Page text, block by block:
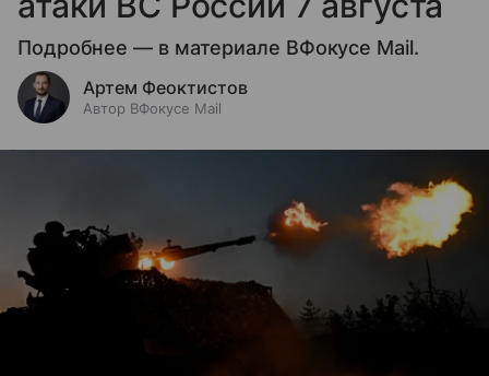
Подробнее — в материале ВФокусе Mail.
Артем Феоктистов
Автор ВФокусе Mail